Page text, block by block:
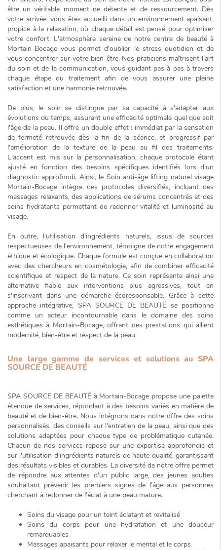
être un véritable moment de détente et de ressourcement. Dès
votre arrivée, vous êtes accueilli dans un environnement apaisant,
propice à la relaxation, où chaque détail est pensé pour optimiser
votre confort. L'atmosphère sereine de notre centre de beauté à
Mortain-Bocage vous permet d'oublier le stress quotidien et de
vous concentrer sur votre bien-être. Nos praticiens maîtrisent l'art
du soin et de la communication, vous guidant pas à pas à travers
chaque étape du traitement afin de vous assurer une pleine
satisfaction et une harmonie retrouvée.
De plus, le soin se distingue par sa capacité à s'adapter aux
évolutions du temps, assurant une efficacité optimale quel que soit
l'âge de la peau. Il offre un double effet : immédiatpar la sensation
de fermeté retrouvée dès la fin de la séance, et progressifpar
l'amélioration de la texture de la peau au fil des traitements.
L'accent est mis sur la personnalisation, chaque protocole étant
ajusté en fonction des besoins spécifiques identifiés lors d'un
diagnostic approfondi. Ainsi, le Soin anti-âge lifting naturel visage
Mortain-Bocage intègre des protocoles diversifiés, incluant des
massages relaxants, des applications de sérums concentrés et des
soins hydratants permettant de redonner vitalité et luminosité au
visage.
En outre, l'utilisation d'ingrédients naturels, issus de sources
respectueuses de l'environnement, témoigne de notre engagement
éthique et écologique. Chaque formule est conçue en collaboration
avec des chercheurs en cosmétologie, afin de combiner efficacité
scientifique et respect de la nature. Ce soin représente ainsi une
alternative fiable aux interventions plus agressives, tout en
s'inscrivant dans une démarche écoresponsable. Grâce à cette
approche intégrative, SPA SOURCE DE BEAUTÉ se positionne
comme un acteur incontournable dans le domaine des soins
esthétiques à Mortain-Bocage, offrant des prestations qui allient
modernité, bien-être et respect de la peau.
Une large gamme de services et solutions au SPA
SOURCE DE BEAUTÉ
SPA SOURCE DE BEAUTÉ à Mortain-Bocage propose une palette
étendue de services, répondant à des besoins variés en matière de
beauté et de bien-être. Nous intégrons dans notre offre des soins
personnalisés, des conseils sur l'entretien de la peau, ainsi que des
solutions adaptées pour chaque type de problématique cutanée.
Chacun de nos services repose sur une expertise approfondie et
sur l'utilisation d'ingrédients naturels de haute qualité, garantissant
des résultats visibles et durables. La diversité de notre offre permet
de répondre aux attentes d'un public large, des jeunes adultes
souhaitant prévenir les premiers signes de l'âge aux personnes
cherchant à redonner de l'éclat à une peau mature.
Soins du visage pour un teint éclatant et revitalisé
Soins du corps pour une hydratation et une douceur
remarquables
Massages apaisants pour relaxer le mental et le corps